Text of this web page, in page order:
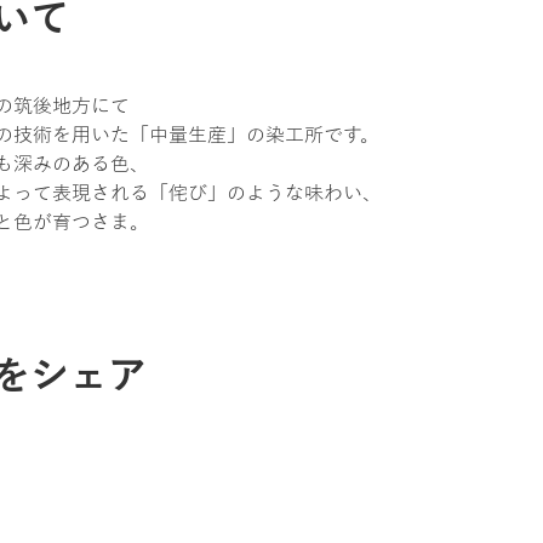
て
筑後地方にて
術を用いた「中量生産」の染工所です。
みのある色、
て表現される「侘び」のような味わい、
が育つさま。
シェア